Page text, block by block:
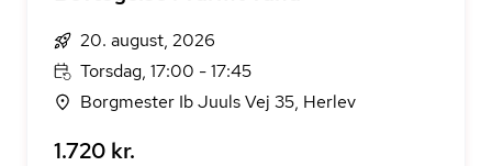
20. august, 2026
Torsdag, 17:00 - 17:45
Borgmester Ib Juuls Vej 35, Herlev
1.720 kr.